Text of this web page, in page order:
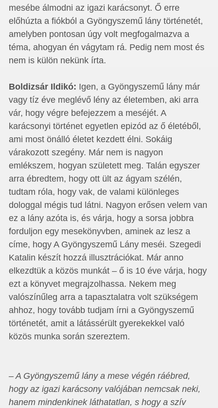
mesébe álmodni az igazi karácsonyt. Ő erre
előhúzta a fiókból a Gyöngyszemű lány történetét,
amelyben pontosan úgy volt megfogalmazva a
téma, ahogyan én vágytam rá. Pedig nem most és
nem is külön nekünk írta.
Boldizsár Ildikó: Igen, a Gyöngyszemű lány már
vagy tíz éve meglévő lény az életemben, aki arra
vár, hogy végre befejezzem a meséjét. A
karácsonyi történet egyetlen epizód az ő életéből,
ami most önálló életet kezdett élni. Sokáig
várakozott szegény. Már nem is nagyon
emlékszem, hogyan született meg. Talán egyszer
arra ébredtem, hogy ott ült az ágyam szélén,
tudtam róla, hogy vak, de valami különleges
dologgal mégis tud látni. Nagyon erősen velem van
ez a lány azóta is, és várja, hogy a sorsa jobbra
forduljon egy mesekönyvben, aminek az lesz a
címe, hogy A Gyöngyszemű Lány meséi. Szegedi
Katalin készít hozzá illusztrációkat. Már anno
elkezdtük a közös munkát – ő is 10 éve várja, hogy
ezt a könyvet megrajzolhassa. Nekem meg
valószínűleg arra a tapasztalatra volt szükségem
ahhoz, hogy tovább tudjam írni a Gyöngyszemű
történetét, amit a látássérült gyerekekkel való
közös munka során szereztem.
– A Gyöngyszemű lány a mese végén ráébred,
hogy az igazi karácsony valójában nemcsak neki,
hanem mindenkinek láthatatlan, s hogy a szív